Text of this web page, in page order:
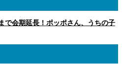
で会期延長！ポッポさん、うちの子